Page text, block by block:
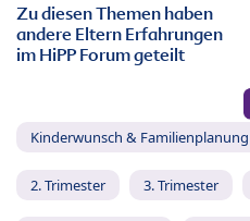
Zu diesen Themen haben
andere Eltern Erfahrungen
im HiPP Forum geteilt
Kinderwunsch & Familienplanung
2. Trimester 3. Trimester